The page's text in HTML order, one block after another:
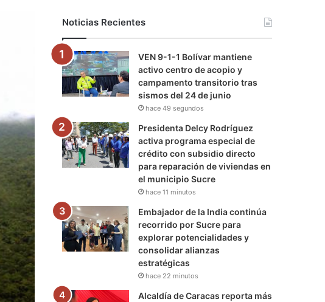
o
k
r
e
r
a
m
a
m
Noticias Recientes
VEN 9-1-1 Bolívar mantiene
activo centro de acopio y
campamento transitorio tras
sismos del 24 de junio
hace 49 segundos
Presidenta Delcy Rodríguez
activa programa especial de
crédito con subsidio directo
para reparación de viviendas en
el municipio Sucre
hace 11 minutos
Embajador de la India continúa
recorrido por Sucre para
explorar potencialidades y
consolidar alianzas
estratégicas
hace 22 minutos
Alcaldía de Caracas reporta más